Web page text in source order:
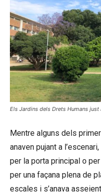
Els Jardins dels Drets Humans
Mentre alguns dels
anaven pujant a
per la porta principal o
per una façana plena de
escales i s’anava